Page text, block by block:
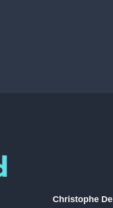
Christophe